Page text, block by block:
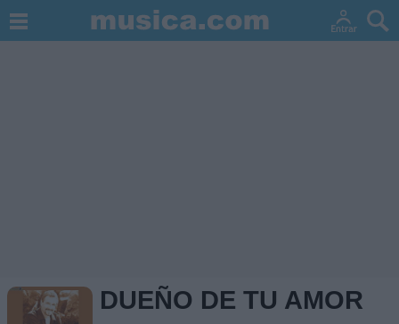
DUEÑO DE TU AMOR